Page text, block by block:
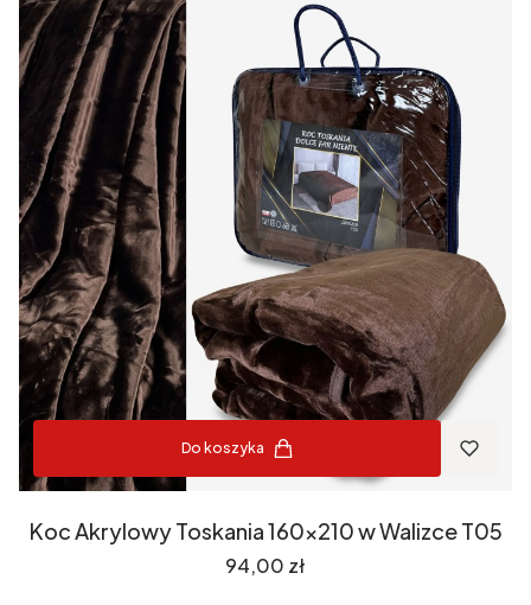
Do koszyka
Koc Akrylowy Toskania 160x210 w Walizce T05
Cena
94,00 zł